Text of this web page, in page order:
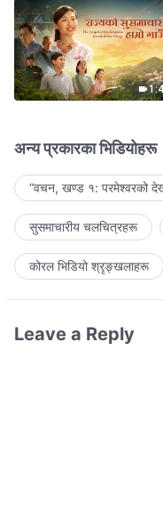
अन्य प्रकारका भिडियोहरू
“वचन, खण्ड १: परमेश्‍वरको
सुसमाचारीय चलचित्रहरू
कोरल भिडियो श्रृङ्खलाहरू
Leave a Reply